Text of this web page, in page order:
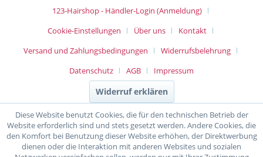
123-Hairshop - Händler-Login (Anmeldung)
Cookie-Einstellungen
Über uns
Kontakt
Versand und Zahlungsbedingungen
Widerrufsbelehrung
Datenschutz
AGB Impressum
Widerruf erklären
Diese Website benutzt Cookies, die für den technischen Betrieb der
Website erforderlich sind und stets gesetzt werden. Andere Cookies, die
den Komfort bei Benutzung dieser Website erhöhen, der Direktwerbung
dienen oder die Interaktion mit anderen Websites und sozialen